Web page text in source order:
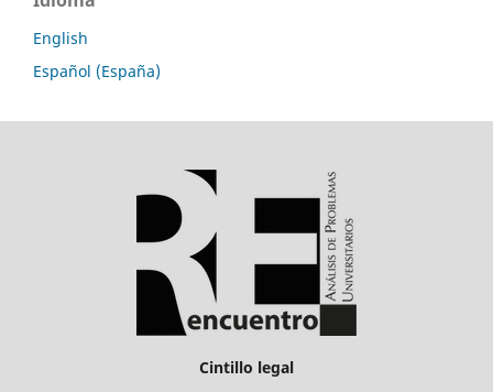
English
Español (España)
Cintillo legal